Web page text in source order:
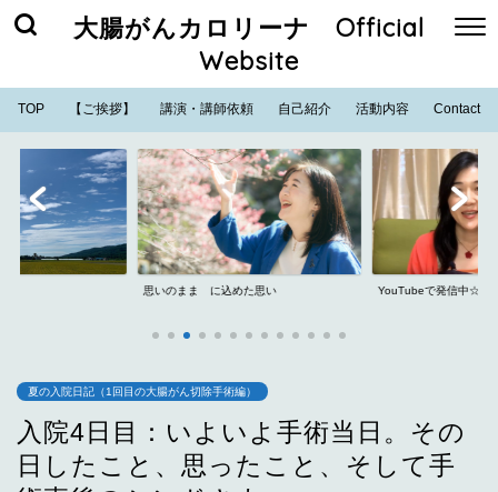
大腸がんカロリーナ Official
Website
TOP 【ご挨拶】 講演・講師依頼 自己紹介 活動内容 Contact
思いのまま に込めた思い YouTubeで発信中☆
夏の入院日記（1回目の大腸がん切除手術編）
入院4日目：いよいよ手術当日。その
日したこと、思ったこと、そして手